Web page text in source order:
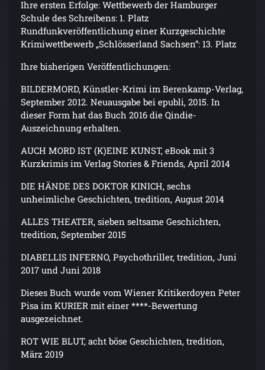
Ihre ersten Erfolge: Wettbewerb der Hamburger
Schule des Schreibens: 1. Platz
Rundfunkveröffentlichung einer Kurzgeschichte
Krimiwettbewerb „Schlösserland Sachsen“: 13. Platz
Ihre bisherigen Veröffentlichungen:
BILDERMORD, Künstler-Krimi im Berenkamp-Verlag,
September 2012. Neuausgabe bei epubli, 2015. In
dieser Form hat das Buch 2016 die Qindie-
Auszeichnung erhalten.
AUCH MORD IST (K)EINE KUNST, eBook mit 3
Kurzkrimis im Verlag Stories & Friends, April 2014
DIE HÄNDE DES DOKTOR KINICH, sechs
unheimliche Geschichten, tredition, August 2014
ALLES THEATER, sieben seltsame Geschichten,
tredition, September 2015
DIABELLIS INFERNO, Psychothriller, tredition, Juni
2017 und Juni 2018
Dieses Buch wurde vom Wiener Kritikerdoyen Peter
Pisa im KURIER mit einer ****-Bewertung
ausgezeichnet.
ROT WIE BLUT, acht böse Geschichten, tredition,
März 2019